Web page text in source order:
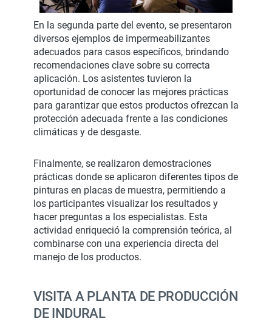
En la segunda parte del evento, se presentaron
diversos ejemplos de impermeabilizantes
adecuados para casos específicos, brindando
recomendaciones clave sobre su correcta
aplicación. Los asistentes tuvieron la
oportunidad de conocer las mejores prácticas
para garantizar que estos productos ofrezcan la
protección adecuada frente a las condiciones
climáticas y de desgaste.
Finalmente, se realizaron demostraciones
prácticas donde se aplicaron diferentes tipos de
pinturas en placas de muestra, permitiendo a
los participantes visualizar los resultados y
hacer preguntas a los especialistas. Esta
actividad enriqueció la comprensión teórica, al
combinarse con una experiencia directa del
manejo de los productos.
VISITA A PLANTA DE PRODUCCIÓN
DE INDURAL